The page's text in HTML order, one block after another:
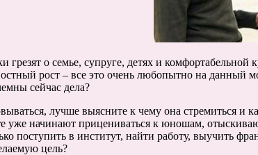
грезят о семье, супруге, детях и
рост – все это очень любопытно на
сейчас дела?
лучше выясните к чему она стремиться и
уже начинают прицениваться к юношам,
поступить в институт, найти работу, выучить
цель?